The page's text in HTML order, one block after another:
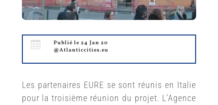

Publié le 24 Jan 20
@Atlanticcities.eu
Les partenaires EURE se sont réunis en Italie
pour la troisième réunion du projet. L’Agence